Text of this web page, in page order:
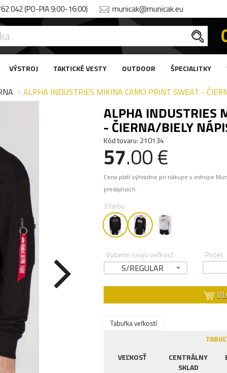
042 (PO-PIA 9:00-16:00) municak@municak.eu
VÝSTROJ TAKTICKÉ VESTY OUTDOOR ŠPECIALITKY
ALPHA INDUSTRIES MIKINA CAMO PRINT SWEAT -
ALPHA INDUSTRIES
- ČIERNA/BIELY
Kód tovaru: 210134
57.00 €
Cena platí výhradne pri nákupe v eshope
predajniach.
3 farby
Vyberte svoju veľkosť
S/REGULAR
Počet
Tabuľka veľkostí
VEĽKOSŤ
CENTRÁLNY
SKLAD